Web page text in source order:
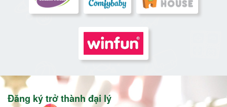
Đăng ký trở thành đại lý